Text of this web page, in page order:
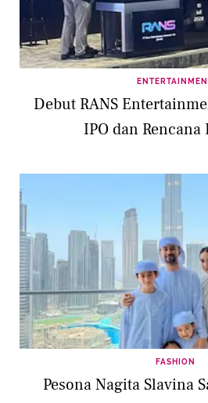
Debut RANS
IPO dan Rencana
FASHION
Pesona Nagita Slavina